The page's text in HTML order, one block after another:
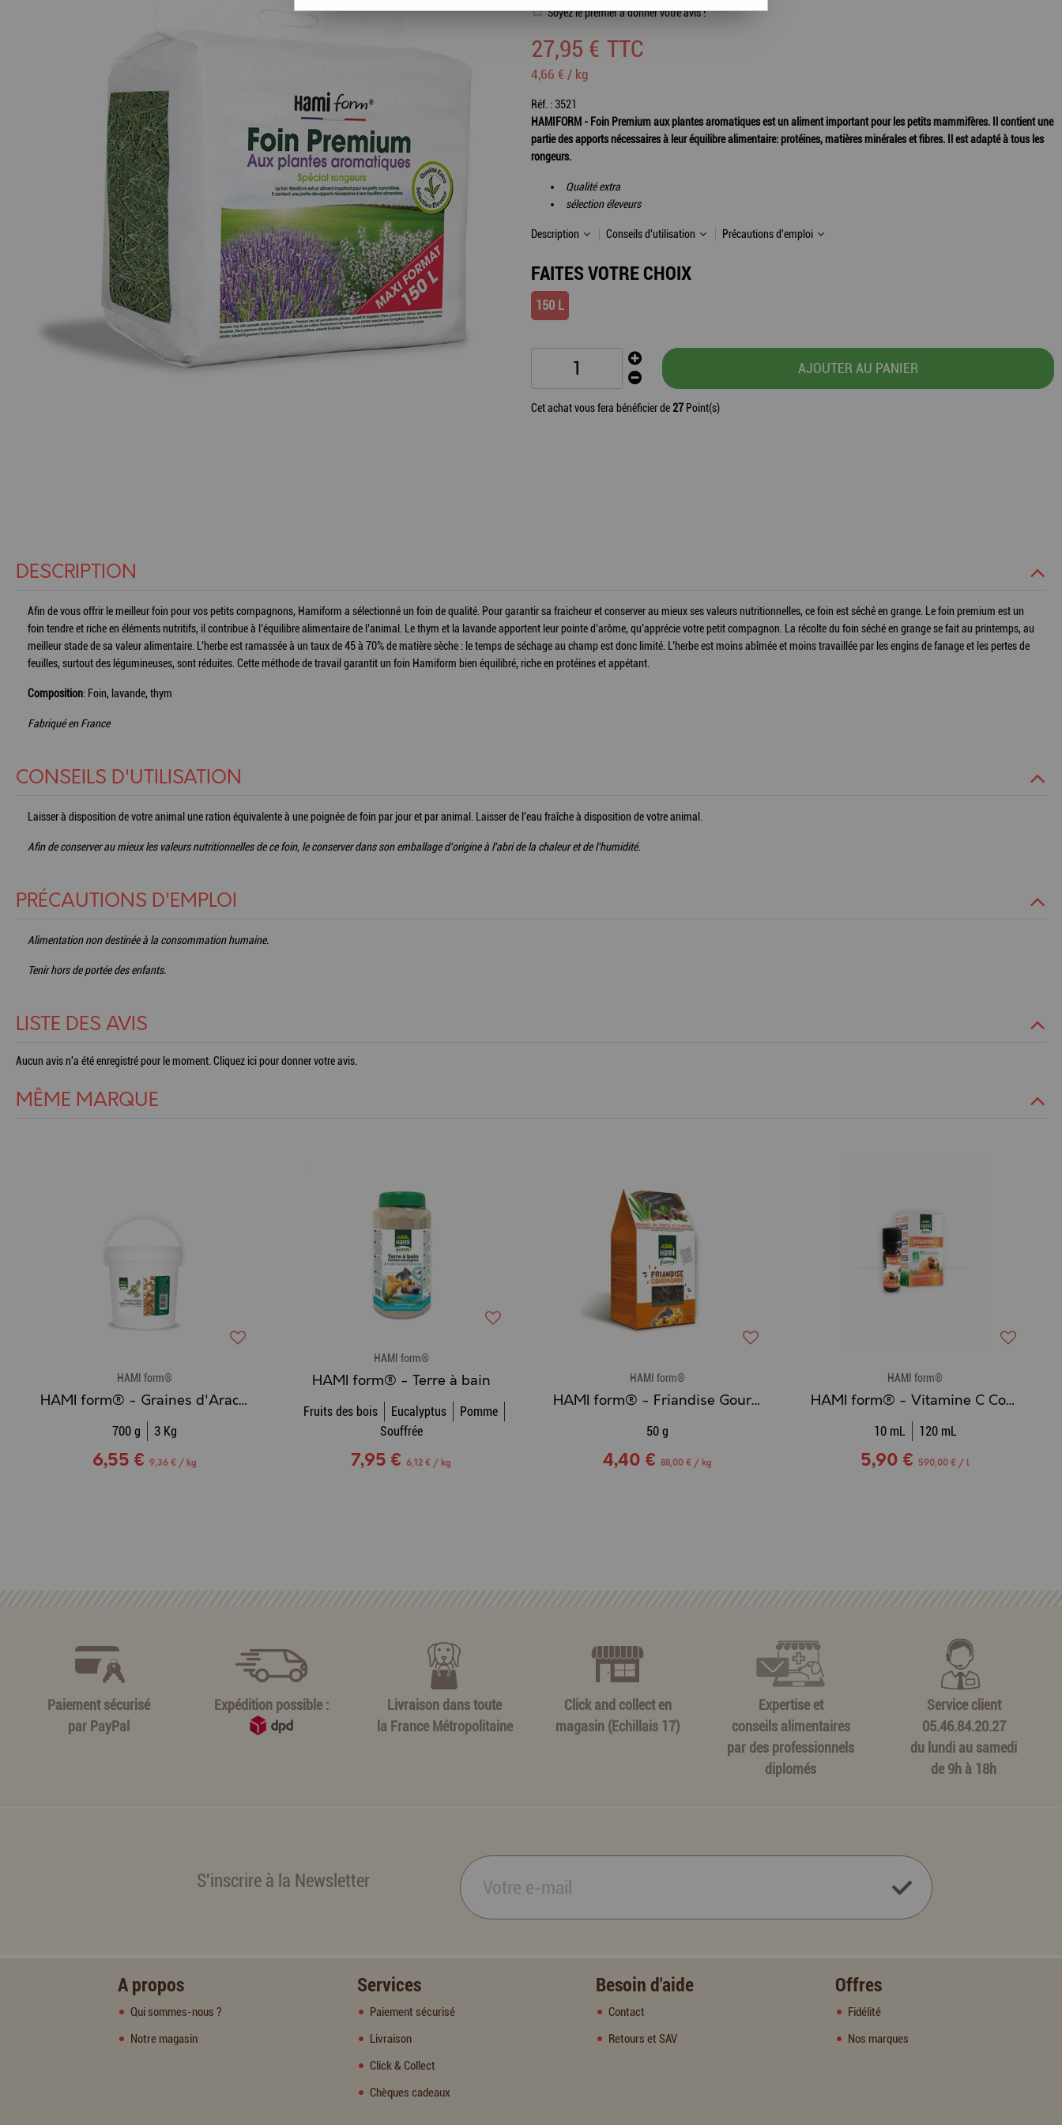
Soyez le premier à donner votre avis !
27,95 € TTC
4,66 € / kg
Réf. :3521
HAMIFORM - Foin Premium aux plantes aromatiques est un aliment important pour les petits mammifères. Il contient une
partie des apports nécessaires à leur équilibre alimentaire: protéines, matières minérales et fibres. Il est adapté à tous les
rongeurs.
Qualité extra
sélection éleveurs
Description Conseils d'utilisation Précautions d'emploi
FAITES VOTRE CHOIX
150 L
AJOUTER AU PANIER
Cet achat vous fera bénéficier de27Point(s)
DESCRIPTION
Afin de vous offrir le meilleur foin pour vos petits compagnons, Hamiform a sélectionné un foin de qualité. Pour garantir sa fraicheur et conserver au mieux ses valeurs nutritionnelles, ce foin est séché en grange. Le foin premium est un
foin tendre et riche en éléments nutritifs, il contribue à l’équilibre alimentaire de l’animal. Le thym et la lavande apportent leur pointe d’arôme, qu’apprécie votre petit compagnon. La récolte du foin séché en grange se fait au printemps, au
meilleur stade de sa valeur alimentaire. L’herbe est ramassée à un taux de 45 à 70% de matière sèche : le temps de séchage au champ est donc limité. L’herbe est moins abîmée et moins travaillée par les engins de fanage et les pertes de
feuilles, surtout des légumineuses, sont réduites. Cette méthode de travail garantit un foin Hamiform bien équilibré, riche en protéines et appétant.
Composition: Foin, lavande, thym
Fabriqué en France
CONSEILS D'UTILISATION
Laisser à disposition de votre animal une ration équivalente à une poignée de foin par jour et par animal. Laisser de l'eau fraîche à disposition de votre animal.
Afin de conserver au mieux les valeurs nutritionnelles de ce foin, le conserver dans son emballage d'origine à l'abri de la chaleur et de l'humidité.
PRÉCAUTIONS D'EMPLOI
Alimentation non destinée à la consommation humaine.
Tenir hors de portée des enfants.
LISTE DES AVIS
Aucun avis n'a été enregistré pour le moment.Cliquez ici pour donner votre avis.
MÊME MARQUE
HAMI form®
HAMI form® - Graines d'Arachides décortiquées
700 g 3 Kg
6,55 € 9,36 € / kg
HAMI form®
HAMI form® - Terre à bain
Fruits des bois Eucalyptus
Pomme
Souffrée
7,95 € 6,12 € / kg
HAMI form®
HAMI form® - Friandise Gourmande - Bouquet de trèfle et plantain
50 g
4,40 € 88,00 € / kg
HAMI form®
HAMI form® - Vitamine C Cochon d'Inde Bio
10 mL 120 mL
5,90 € 590,00 € / l
Paiement sécurisé
par PayPal
Expédition possible :
Livraison dans toute
la France Métropolitaine
Click and collect en
magasin (Echillais 17)
Expertise et
conseils alimentaires
par des professionnels
diplomés
Service client
05.46.84.20.27
du lundi au samedi
de 9h à 18h
S'inscrire à la Newsletter
A propos
Qui sommes-nous ?
Notre magasin
Services
Paiement sécurisé
Livraison
Click & Collect
Chèques cadeaux
Besoin d'aide
Contact
Retours et SAV
Offres
Fidélité
Nos marques